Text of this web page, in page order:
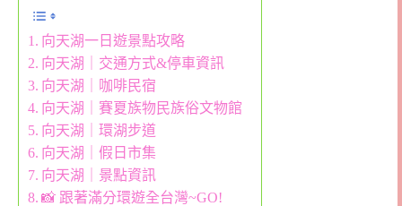
向天湖一日遊景點攻略
向天湖｜交通方式&停車資訊
向天湖｜咖啡民宿
向天湖｜賽夏族物民族俗文物館
向天湖｜環湖步道
向天湖｜假日市集
向天湖｜景點資訊
📸 跟著滿分環遊全台灣~GO!